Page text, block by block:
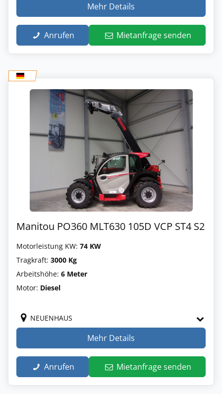
Mehr Details
Anrufen Mietanfrage senden
Manitou PO360 MLT630 105D VCP ST4 S2
Motorleistung KW: 74 KW
Tragkraft: 3000 Kg
Arbeitshöhe: 6 Meter
Motor: Diesel
NEUENHAUS
Mehr Details
Anrufen Mietanfrage senden